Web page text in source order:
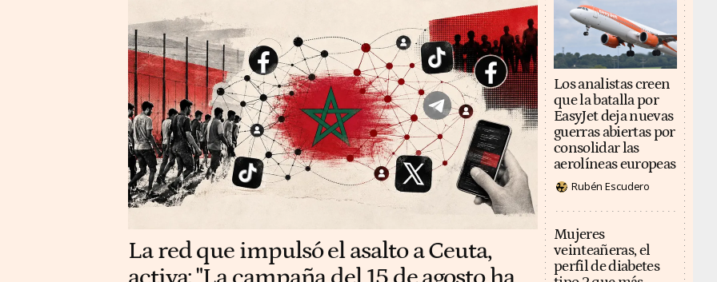
La red que impulsó el asalto a Ceuta,
Los analistas creen
que la batalla por
EasyJet deja nuevas
guerras abiertas por
consolidar las
aerolíneas europeas
Rubén Escudero
Mujeres
veinteañeras, el
perfil de diabetes